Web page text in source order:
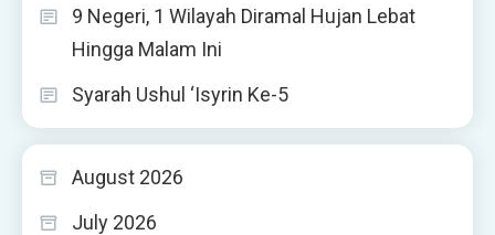
9 Negeri, 1 Wilayah Diramal Hujan Lebat
Hingga Malam Ini
Syarah Ushul ‘Isyrin Ke-5
August 2026
July 2026